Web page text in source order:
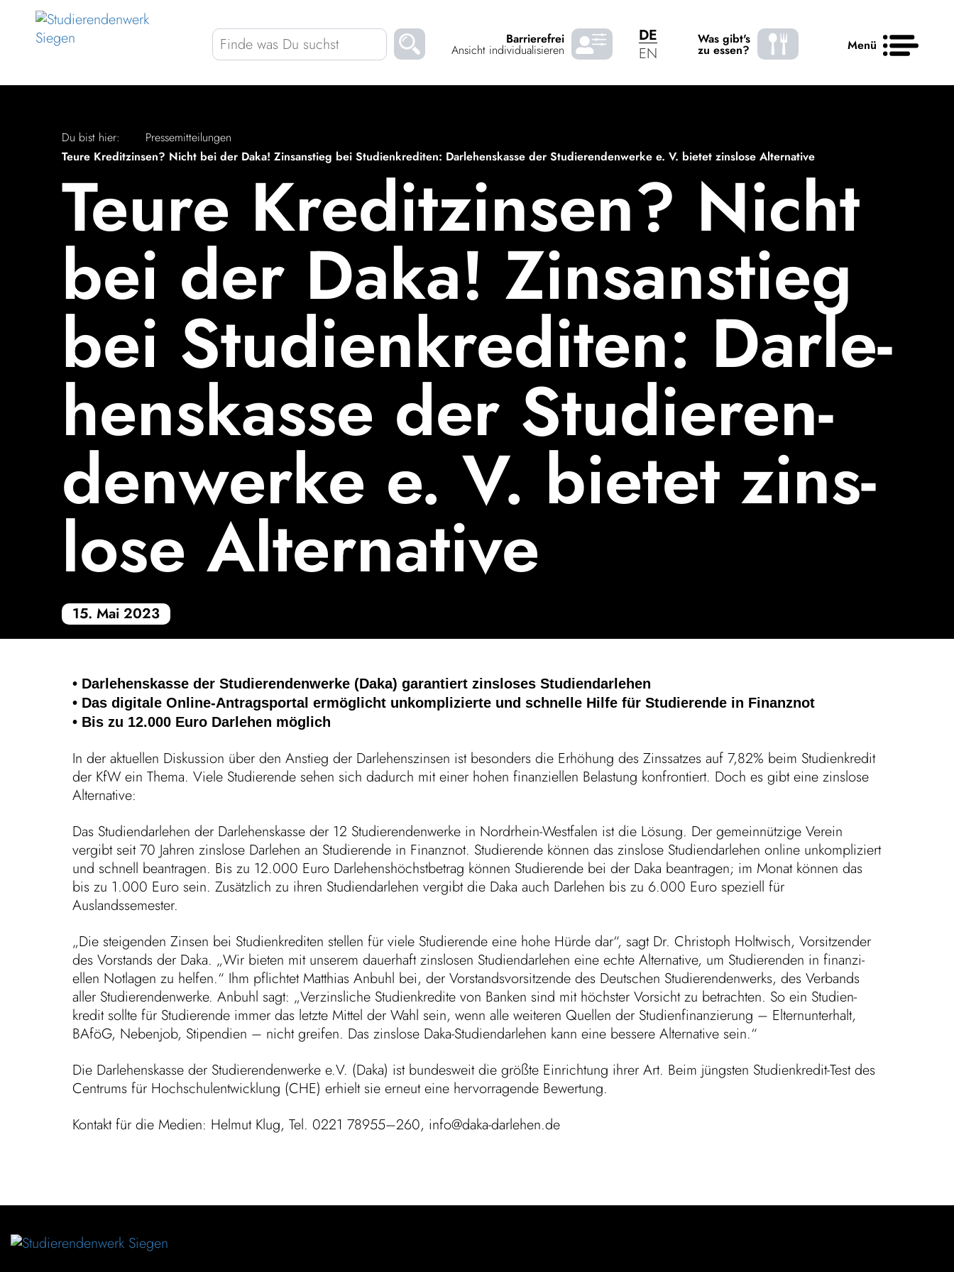
Zum Menü springen
Zum Inhalt springen
Zum Footer springen
Barrierefrei
Ansicht individualisieren
DE
EN
Was gibt's
zu essen? Menü
SPRACHE SCHRIFTGRÖSSE
normal
FARBE
bunt schwarz / weiß
VORLESEN
Seite vorlesen aus Seite vorlesen an
Du bist hier:
Pressemitteilungen
Teure Kreditzinsen? Nicht bei der Daka! Zinsanstieg bei Studienkrediten: Darlehenskasse der Studierendenwerke e. V. bietet zinslose Alternative
Teure Kredit­zinsen? Nicht
bei der Daka! Zins­an­stieg
bei Studi­en­kre­diten: Darle­
hens­kasse der Studie­ren­
den­werke e. V. bietet zins­
lose Alternative
15. Mai 2023
• Darle­hens­kasse der Studie­ren­den­werke (Daka) garan­tiert zins­loses Studiendarlehen
• Das digi­tale Online-Antrag­sportal ermög­licht unkom­pli­zierte und schnelle Hilfe für Studie­rende in Finanznot
• Bis zu 12.000 Euro Darlehen möglich
In der aktu­ellen Diskus­sion über den Anstieg der Darle­hens­zinsen ist beson­ders die Erhö­hung des Zins­satzes auf 7,82% beim Studi­en­kredit
der KfW ein Thema. Viele Studie­rende sehen sich dadurch mit einer hohen finan­zi­ellen Belas­tung konfron­tiert. Doch es gibt eine zins­lose
Alternative:
Das Studi­en­dar­lehen der Darle­hens­kasse der 12 Studie­ren­den­werke in Nord­rhein-West­falen ist die Lösung. Der gemein­nüt­zige Verein
vergibt seit 70 Jahren zins­lose Darlehen an Studie­rende in Finanznot. Studie­rende können das zins­lose Studi­en­dar­lehen online unkom­pli­ziert
und schnell bean­tragen. Bis zu 12.000 Euro Darle­hens­höchst­be­trag können Studie­rende bei der Daka bean­tragen; im Monat können das
bis zu 1.000 Euro sein. Zusätz­lich zu ihren Studi­en­dar­lehen vergibt die Daka auch Darlehen bis zu 6.000 Euro speziell für
Auslandssemester.
„Die stei­genden Zinsen bei Studi­en­kre­diten stellen für viele Studie­rende eine hohe Hürde dar“, sagt Dr. Chris­toph Holt­wisch, Vorsit­zender
des Vorstands der Daka. „Wir bieten mit unserem dauer­haft zins­losen Studi­en­dar­lehen eine echte Alter­na­tive, um Studie­renden in finan­zi­
ellen Notlagen zu helfen.“ Ihm pflichtet Matthias Anbuhl bei, der Vorstands­vor­sit­zende des Deut­schen Studie­ren­den­werks, des Verbands
aller Studie­ren­den­werke. Anbuhl sagt: „Verzins­liche Studi­en­kre­dite von Banken sind mit höchster Vorsicht zu betrachten. So ein Studi­en­
kredit sollte für Studie­rende immer das letzte Mittel der Wahl sein, wenn alle weiteren Quellen der Studi­en­fi­nan­zie­rung – Eltern­un­ter­halt,
BAföG, Nebenjob, Stipen­dien – nicht greifen. Das zins­lose Daka-Studi­en­dar­lehen kann eine bessere Alter­na­tive sein.“
Die Darle­hens­kasse der Studie­ren­den­werke e.V. (Daka) ist bundes­weit die größte Einrich­tung ihrer Art. Beim jüngsten Studi­en­kredit-Test des
Centrums für Hoch­schul­ent­wick­lung (CHE) erhielt sie erneut eine hervor­ra­gende Bewertung.
Kontakt für die Medien: Helmut Klug, Tel. 0221 78955–260, info@daka-darlehen.de